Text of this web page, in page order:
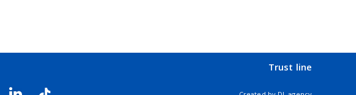
Trust line